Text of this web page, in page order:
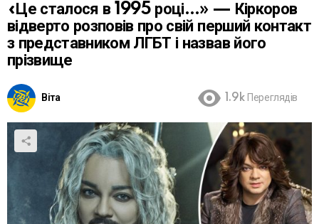
«Це сталося в 1995 році…» — Кіркоров
відверто розповів про свій перший контакт
з представником ЛГБТ і назвав його
прізвище
Віта 1.9k Переглядів